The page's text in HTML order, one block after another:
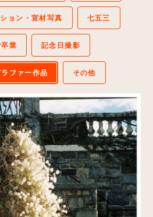
ョン・宣材写真 七五三
業 記念日撮影
ファー作品 その他